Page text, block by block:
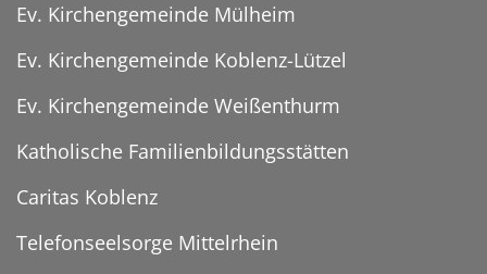
Ev. Kirchengemeinde Mülheim
Ev. Kirchengemeinde Koblenz-Lützel
Ev. Kirchengemeinde Weißenthurm
Katholische Familienbildungsstätten
Caritas Koblenz
Telefonseelsorge Mittelrhein